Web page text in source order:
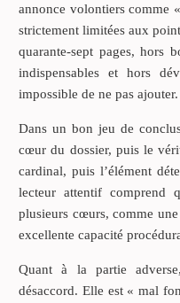
annonce volontiers comme
strictement limitées aux
quarante-sept pages, hors
indispensables et hors
impossible de ne pas ajouter.
Dans un bon jeu de
cœur du dossier, puis le
cardinal, puis l’élément
lecteur attentif comprend
plusieurs cœurs, comme
excellente capacité
Quant à la partie
désaccord. Elle est « mal